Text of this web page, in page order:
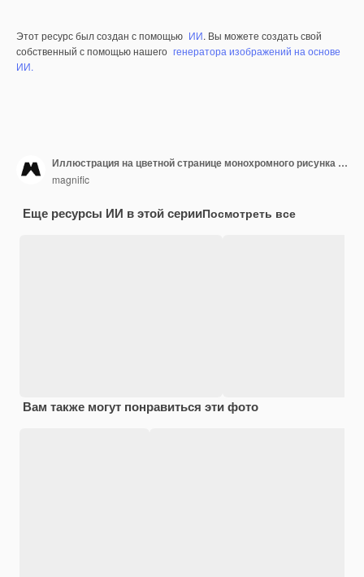
Этот ресурс был создан с помощью ИИ. Вы можете создать свой
собственный с помощью нашего генератора изображений на основе
ИИ.
Иллюстрация на цветной странице монохромного рисунка медведя
magnific
Еще ресурсы ИИ в этой серииПосмотреть все
Вам также могут понравиться эти фото